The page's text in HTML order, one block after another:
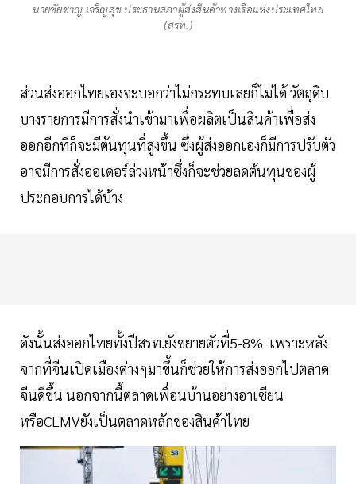
นายชัยชาญ เจริญสุข ประธานสภาผู้ส่งสินค้าทางเรือแห่งประเทศไทย
(สรท.)
ส่วนส่งออกไทยเองจะบอกว่าไม่กระทบเลยก็ไม่ได้ วัตถุดิบ
บางรายการมีการสั่งนำเข้ามาเพื่อผลิตเป็นสินค้าเพื่อส่ง
ออกอีกทีก็จะมีต้นทุนที่สูงขึ้น ซึ่งผู้ส่งออกเองก็มีการปรับตัว
อาจมีการสั่งออเดอร์ล่วงหน้าซึ่งก็จะช่วยลดต้นทุนของผู้
ประกอบการได้บ้าง
ดังนั้นส่งออกไทยทั้งปีสรท.ยังขยายตัวที่5-8% เพราะหลัง
จากที่จีนเปิดเมืองต่างๆมาขึ้นก็ช่วยให้การส่งออกไปตลาด
จีนดีขึ้น นอกจากนี้ตลาดเพื่อนบ้านอย่างอาเซียน
หรือCLMVยังเป็นตลาดหลักของสินค้าไทย